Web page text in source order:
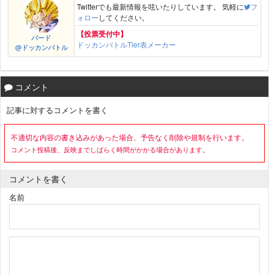
バード
@ドッカンバトル
Twitterでも最新情報を呟いたりしています。 気軽に
フ
ォローしてください。
【投票受付中】
ドッカンバトルTier表メーカー
コメント
記事に対するコメントを書く
不適切な内容の書き込みがあった場合、予告なく削除や規制を行います。
コメント投稿後、反映までしばらく時間がかかる場合があります。
コメントを書く
名前